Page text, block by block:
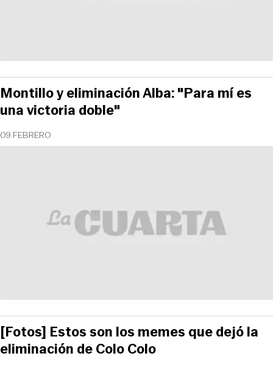
09 FEBRERO
Montillo y eliminación Alba: "Para mí es
una victoria doble"
[Fotos] Estos son los memes que dejó la
eliminación de Colo Colo